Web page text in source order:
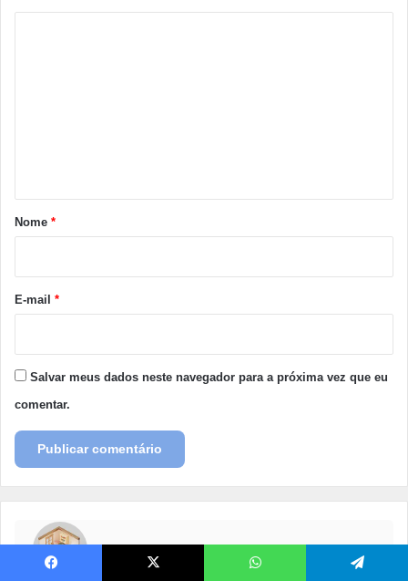
r
*
Nome *
E-mail *
Salvar meus dados neste navegador para a próxima vez que eu
comentar.